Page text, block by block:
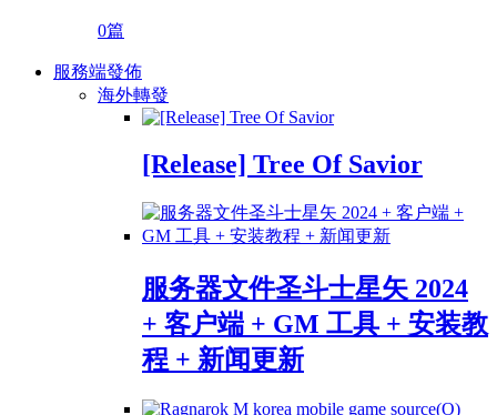
0篇
服務端發佈
海外轉發
[Release] Tree Of Savior
服务器文件圣斗士星矢 2024
+ 客户端 + GM 工具 + 安装教
程 + 新闻更新